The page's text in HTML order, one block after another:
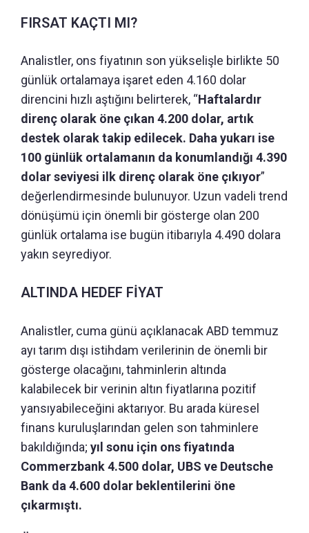
FIRSAT KAÇTI MI?
Analistler, ons fiyatının son yükselişle birlikte 50
günlük ortalamaya işaret eden 4.160 dolar
direncini hızlı aştığını belirterek, “Haftalardır
direnç olarak öne çıkan 4.200 dolar, artık
destek olarak takip edilecek. Daha yukarı ise
100 günlük ortalamanın da konumlandığı 4.390
dolar seviyesi ilk direnç olarak öne çıkıyor”
değerlendirmesinde bulunuyor. Uzun vadeli trend
dönüşümü için önemli bir gösterge olan 200
günlük ortalama ise bugün itibarıyla 4.490 dolara
yakın seyrediyor.
ALTINDA HEDEF FİYAT
Analistler, cuma günü açıklanacak ABD temmuz
ayı tarım dışı istihdam verilerinin de önemli bir
gösterge olacağını, tahminlerin altında
kalabilecek bir verinin altın fiyatlarına pozitif
yansıyabileceğini aktarıyor. Bu arada küresel
finans kuruluşlarından gelen son tahminlere
bakıldığında; yıl sonu için ons fiyatında
Commerzbank 4.500 dolar, UBS ve Deutsche
Bank da 4.600 dolar beklentilerini öne
çıkarmıştı.